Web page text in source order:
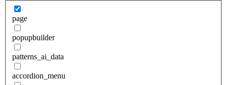
page
popupbuilder
patterns_ai_data
accordion_menu